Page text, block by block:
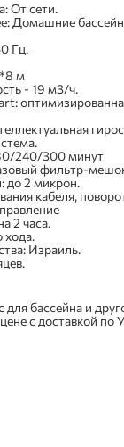
От сети.
Домашние
Гц.
м
- 19 м3/ч.
240/300 минут
фильтр-
до 2 микрон.
кабеля,
2 часа.
хода.
Израиль.
бассейна и
с доставкой по